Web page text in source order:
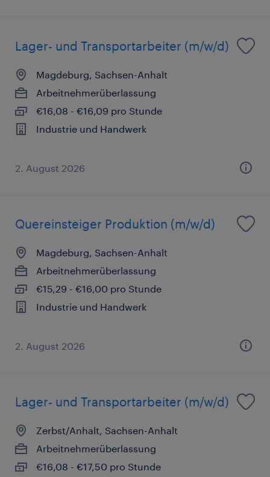
Lager- und Transportarbeiter (m/w/d)
Magdeburg, Sachsen-Anhalt
Arbeitnehmerüberlassung
€16,08 - €16,09 pro Stunde
Industrie und Handwerk
2. August 2026
Quereinsteiger Produktion (m/w/d)
Magdeburg, Sachsen-Anhalt
Arbeitnehmerüberlassung
€15,29 - €16,00 pro Stunde
Industrie und Handwerk
2. August 2026
Lager- und Transportarbeiter (m/w/d)
Zerbst/Anhalt, Sachsen-Anhalt
Arbeitnehmerüberlassung
€16,08 - €17,50 pro Stunde